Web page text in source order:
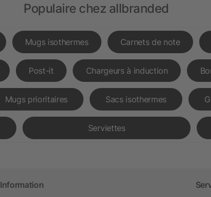
Populaire chez allbranded
Mugs isothermes Carnets de note
Post-it Chargeurs à induction
Mugs prioritaires Sacs isothermes
Serviettes
Information